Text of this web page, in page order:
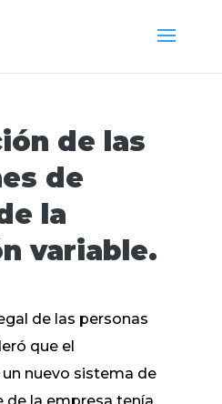
de las
de
la
variable.
de las personas
que el
nuevo sistema de